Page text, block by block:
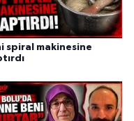
spiral makinesine